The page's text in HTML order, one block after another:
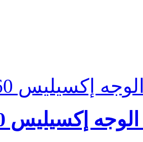
إكسيليس 360 ساتان